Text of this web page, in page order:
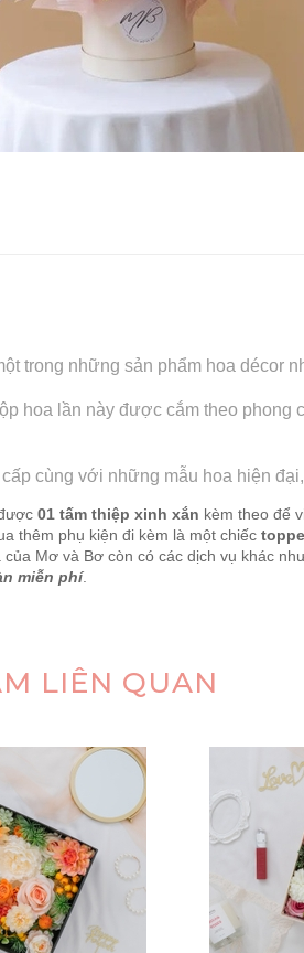
trong những sản phẩm hoa
hoa lần này được cắm theo
cùng với những mẫu hoa hiện
01 tấm thiệp xinh xắn kèm theo để
thêm phụ kiện đi kèm là một chiếc
của Mơ và Bơ còn có các dịch vụ khác
miễn phí.
LIÊN QUAN